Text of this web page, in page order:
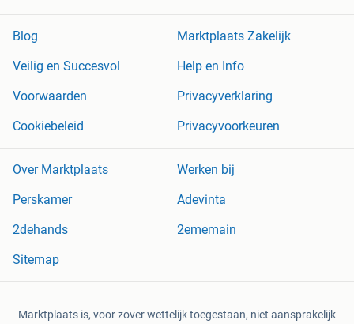
Blog
Marktplaats Zakelijk
Veilig en Succesvol
Help en Info
Voorwaarden
Privacyverklaring
Cookiebeleid
Privacyvoorkeuren
Over Marktplaats
Werken bij
Perskamer
Adevinta
2dehands
2ememain
Sitemap
Marktplaats is, voor zover wettelijk toegestaan, niet aansprakelijk